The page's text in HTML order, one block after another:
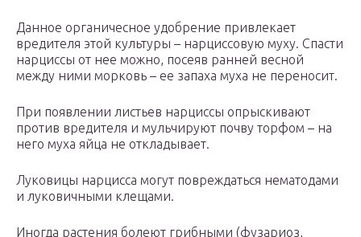
Данное органичесное удобрение привлекает
вредителя этой культуры – нарциссовую муху. Спасти
нарциссы от нее можно, посеяв ранней весной
между ними морковь – ее запаха муха не переносит.
При появлении листьев нарциссы опрыскивают
против вредителя и мульчируют почву торфом – на
него муха яйца не откладывает.
Луковицы нарцисса могут повреждаться нематодами
и луковичными клещами.
Иногда растения болеют грибными (фузариоз,